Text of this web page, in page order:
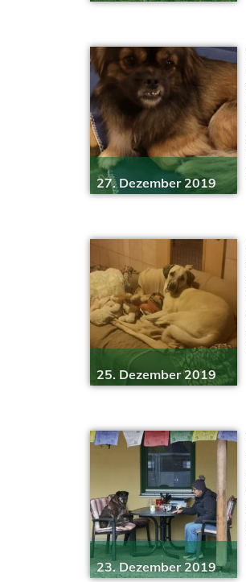
27. Dezember 2019
25. Dezember 2019
23. Dezember 2019